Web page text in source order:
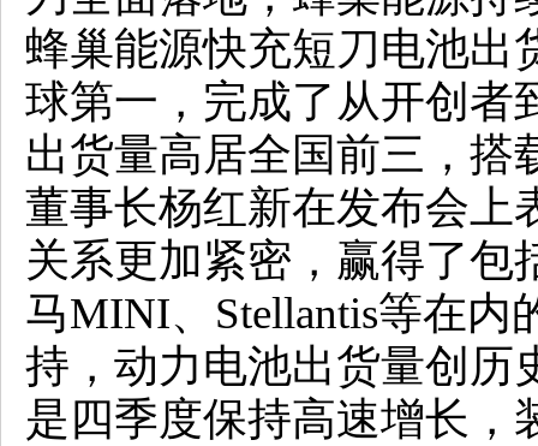
蜂巢能源快充短刀电池出
球第一，完成了从开创者
出货量高居全国前三，搭
董事长杨红新在发布会上
关系更加紧密，赢得了包
马MINI、Stellantis等在内
持，动力电池出货量创历
是四季度保持高速增长，